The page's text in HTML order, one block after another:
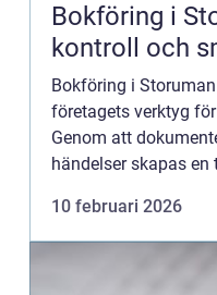
Bokföring i
kontroll och
Bokföring i
företagets verktyg
Genom att
händelser skapas
10 februari 2026